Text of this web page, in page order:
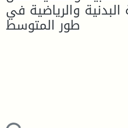
البدنية والرياضية في
طور المتوسط